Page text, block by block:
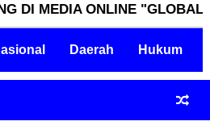
ONLINE
Daerah Hukum